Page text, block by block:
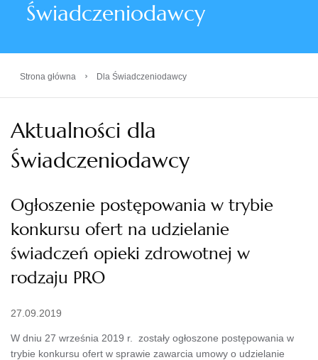
Świadczeniodawcy
Strona główna › Dla Świadczeniodawcy
Aktualności dla
Świadczeniodawcy
Ogłoszenie postępowania w trybie
konkursu ofert na udzielanie
świadczeń opieki zdrowotnej w
rodzaju PRO
27.09.2019
W dniu 27 września 2019 r. zostały ogłoszone postępowania w
trybie konkursu ofert w sprawie zawarcia umowy o udzielanie